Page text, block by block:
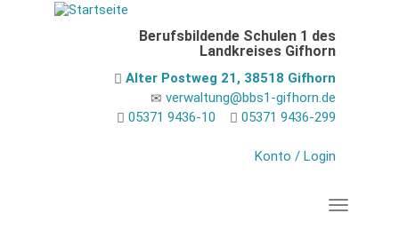
Berufsbildende Schulen 1 des
Landkreises Gifhorn
Alter Postweg 21, 38518 Gifhorn
verwaltung@bbs1-gifhorn.de
05371 9436-10
05371 9436-299
Konto / Login